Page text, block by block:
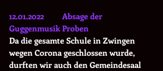
12.01.2022         Absage der
Guggenmusik Proben
Da die gesamte Schule in Zwingen
wegen Corona geschlossen wurde,
durften wir auch den Gemeindesaal